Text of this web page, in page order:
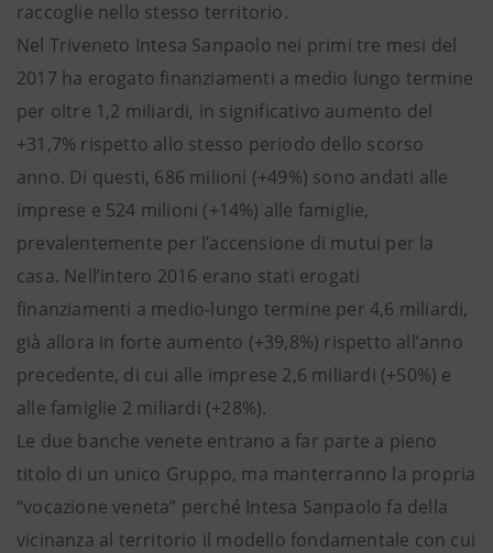
raccoglie nello stesso territorio.
Nel Triveneto Intesa Sanpaolo nei primi tre mesi del
2017 ha erogato finanziamenti a medio lungo termine
per oltre 1,2 miliardi, in significativo aumento del
+31,7% rispetto allo stesso periodo dello scorso
anno. Di questi, 686 milioni (+49%) sono andati alle
imprese e 524 milioni (+14%) alle famiglie,
prevalentemente per l’accensione di mutui per la
casa. Nell’intero 2016 erano stati erogati
finanziamenti a medio-lungo termine per 4,6 miliardi,
già allora in forte aumento (+39,8%) rispetto all’anno
precedente, di cui alle imprese 2,6 miliardi (+50%) e
alle famiglie 2 miliardi (+28%).
Le due banche venete entrano a far parte a pieno
titolo di un unico Gruppo, ma manterranno la propria
“vocazione veneta” perché Intesa Sanpaolo fa della
vicinanza al territorio il modello fondamentale con cui